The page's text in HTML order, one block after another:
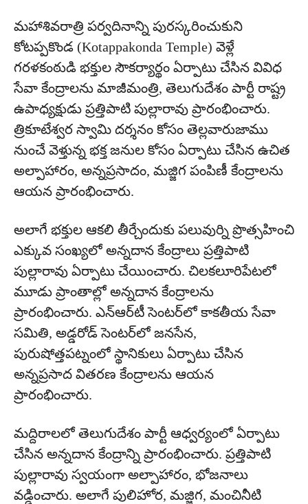
మహాశివరాత్రి పర్వదినాన్ని పురస్కరించుకుని
కోటప్పకొండ (Kotappakonda Temple) వెళ్లే
గరళకంఠుడి భక్తుల సౌకర్యార్థం ఏర్పాటు చేసిన వివిధ
సేవా కేంద్రాలను మాజీమంత్రి, తెలుగుదేశం పార్టీ రాష్ట్ర
ఉపాధ్యక్షుడు ప్రత్తిపాటి పుల్లారావు ప్రారంభించారు.
త్రికూటేశ్వర స్వామి దర్శనం కోసం తెల్లవారుజాము
నుంచే వెళ్తున్న భక్త జనుల కోసం ఏర్పాటు చేసిన ఉచిత
అల్పాహారం, అన్నప్రసాదం, మజ్జిగ పంపిణీ కేంద్రాలను
ఆయన ప్రారంభించారు.
అలాగే భక్తుల ఆకలి తీర్చేందుకు పలువుర్ని ప్రొత్సహించి
ఎక్కువ సంఖ్యలో అన్నదాన కేంద్రాలు ప్రత్తిపాటి
పుల్లారావు ఏర్పాటు చేయించారు. చిలకలూరిపేటలో
మూడు ప్రాంతాల్లో అన్నదాన కేంద్రాలను
ప్రారంభించారు. ఎన్‌ఆర్‌టీ సెంటర్‌లో కాకతీయ సేవా
సమితి, అడ్డరోడ్ సెంటర్‌లో జనసేన,
పురుషోత్తపట్నంలో స్థానికులు ఏర్పాటు చేసిన
అన్నప్రసాద వితరణ కేంద్రాలను ఆయన
ప్రారంభించారు.
మద్దిరాలలో తెలుగుదేశం పార్టీ ఆధ్వర్యంలో ఏర్పాటు
చేసిన అన్నదాన కేంద్రాన్ని ప్రారంభించారు. ప్రత్తిపాటి
పుల్లారావు స్వయంగా అల్పాహారం, భోజనాలు
వడ్డించారు. అలాగే పులిహోర, మజ్జిగ, మంచినీటి